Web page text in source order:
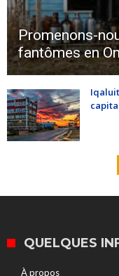
Promenons-
fantômes en
QUELQUES
À propos